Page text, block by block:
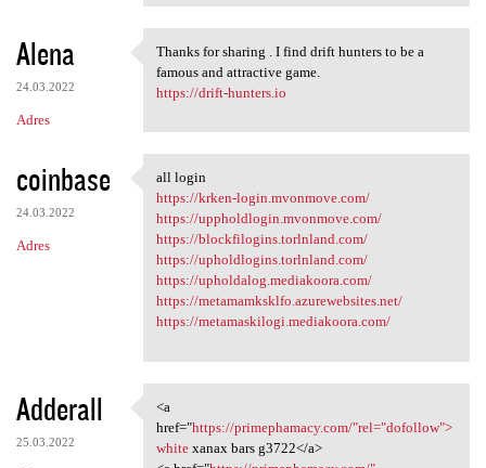
Alena
24.03.2022
Adres
Thanks for sharing . I find
Thanks for sharing . I find drift hunters to be a
famous and attractive game.
https://drift-hunters.io
coinbase
24.03.2022
Adres
all login
all login
https://krken-login.mvonmove.com/
https://uppholdlogin.mvonmove.com/
https://blockfilogins.torlnland.com/
https://upholdlogins.torlnland.com/
https://upholdalog.mediakoora.com/
https://metamamksklfo.azurewebsites.net/
https://metamaskilogi.mediakoora.com/
Adderall
25.03.2022
<a href="https://primephamacy
<a
href="https://primephamacy.com/"rel="dofollow">
whitexanax bars g3722</a>